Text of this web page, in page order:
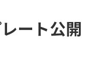
ート公開